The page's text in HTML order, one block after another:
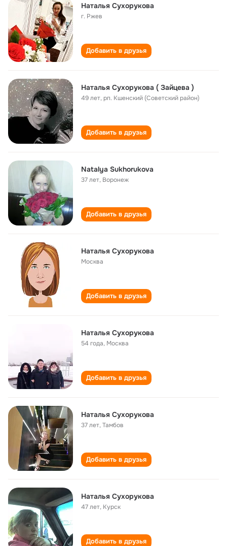
Наталья Сухорукова
г. Ржев
Добавить в друзья
Наталья Сухорукова ( Зайцева )
49 лет,рп. Кшенский (Советский район)
Добавить в друзья
Natalya Sukhorukova
37 лет, Воронеж
Добавить в друзья
Наталья Сухорукова
Москва
Добавить в друзья
Наталья Сухорукова
54 года, Москва
Добавить в друзья
Наталья Сухорукова
37 лет,Тамбов
Добавить в друзья
Наталья Сухорукова
47 лет, Курск
Добавить в друзья